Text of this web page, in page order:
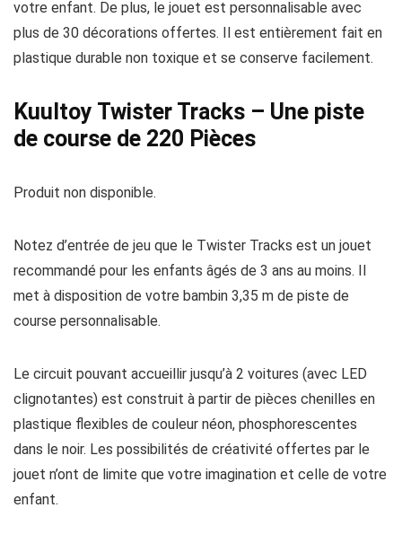
votre enfant. De plus, le jouet est personnalisable avec
plus de 30 décorations offertes. Il est entièrement fait en
plastique durable non toxique et se conserve facilement.
Kuultoy Twister Tracks – Une piste
de course de 220 Pièces
Produit non disponible.
Notez d’entrée de jeu que le Twister Tracks est un jouet
recommandé pour les enfants âgés de 3 ans au moins. Il
met à disposition de votre bambin 3,35 m de piste de
course personnalisable.
Le circuit pouvant accueillir jusqu’à 2 voitures (avec LED
clignotantes) est construit à partir de pièces chenilles en
plastique flexibles de couleur néon, phosphorescentes
dans le noir. Les possibilités de créativité offertes par le
jouet n’ont de limite que votre imagination et celle de votre
enfant.